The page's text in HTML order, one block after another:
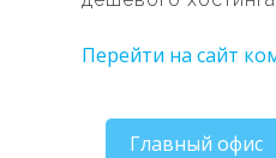
Перейти на сайт
Главный офис